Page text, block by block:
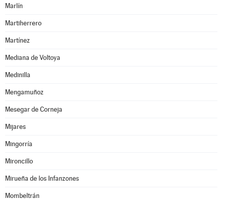
Marlín
Martiherrero
Martínez
Mediana de Voltoya
Medinilla
Mengamuñoz
Mesegar de Corneja
Mijares
Mingorría
Mironcillo
Mirueña de los Infanzones
Mombeltrán